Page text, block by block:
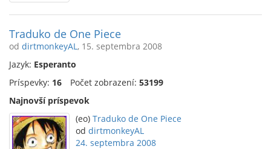
Traduko de One Piece
od dirtmonkeyAL, 15. septembra 2008
Jazyk: Esperanto
Príspevky: 16 Počet zobrazení: 53199
Najnovší príspevok
(eo) Traduko de One Piece
od dirtmonkeyAL
24. septembra 2008